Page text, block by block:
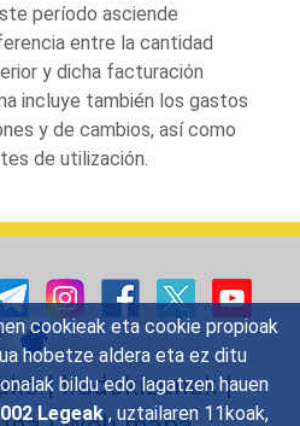
cookieak eta cookie propioak
hobetze aldera eta ez ditu
bildu edo lagatzen hauen
Legeak, uztailaren 11koak,
período asciende
entre la cantidad
y dicha facturación
incluye también los gastos
y de cambios, así como
de utilización.
|Iradokizunak|